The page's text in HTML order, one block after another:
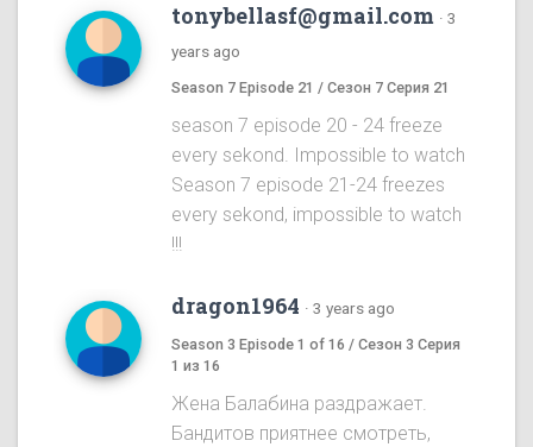
tonybellasf@gmail.com · 3
years ago
Season 7 Episode 21 / Сезон 7 Серия 21
season 7 episode 20 - 24 freeze
every sekond. Impossible to watch
Season 7 episode 21-24 freezes
every sekond, impossible to watch
!!!
dragon1964 · 3 years ago
Season 3 Episode 1 of 16 / Сезон 3 Серия
1 из 16
Жена Балабина раздражает.
Бандитов приятнее смотреть,